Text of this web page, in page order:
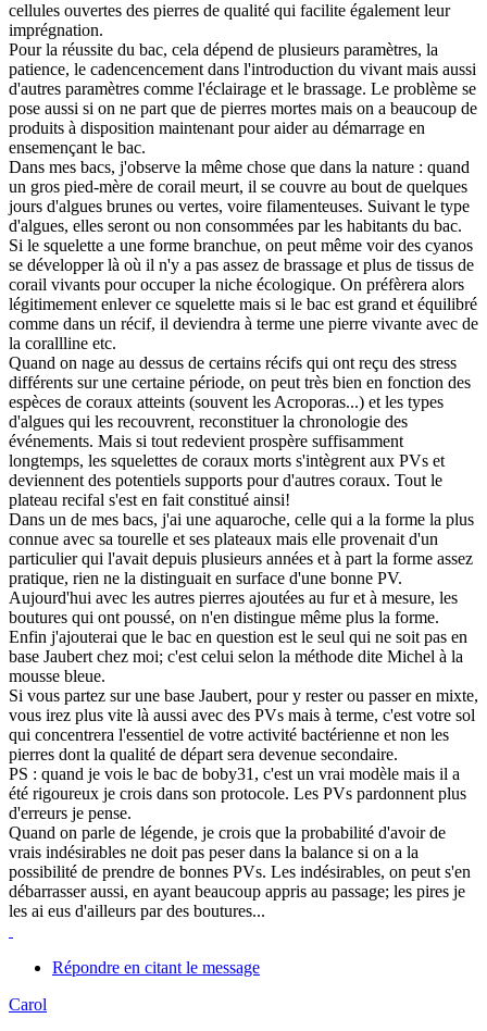
cellules ouvertes des pierres de qualité qui facilite également leur
imprégnation.
Pour la réussite du bac, cela dépend de plusieurs paramètres, la
patience, le cadencencement dans l'introduction du vivant mais aussi
d'autres paramètres comme l'éclairage et le brassage. Le problème se
pose aussi si on ne part que de pierres mortes mais on a beaucoup de
produits à disposition maintenant pour aider au démarrage en
ensemençant le bac.
Dans mes bacs, j'observe la même chose que dans la nature : quand
un gros pied-mère de corail meurt, il se couvre au bout de quelques
jours d'algues brunes ou vertes, voire filamenteuses. Suivant le type
d'algues, elles seront ou non consommées par les habitants du bac.
Si le squelette a une forme branchue, on peut même voir des cyanos
se développer là où il n'y a pas assez de brassage et plus de tissus de
corail vivants pour occuper la niche écologique. On préfèrera alors
légitimement enlever ce squelette mais si le bac est grand et équilibré
comme dans un récif, il deviendra à terme une pierre vivante avec de
la corallline etc.
Quand on nage au dessus de certains récifs qui ont reçu des stress
différents sur une certaine période, on peut très bien en fonction des
espèces de coraux atteints (souvent les Acroporas...) et les types
d'algues qui les recouvrent, reconstituer la chronologie des
événements. Mais si tout redevient prospère suffisamment
longtemps, les squelettes de coraux morts s'intègrent aux PVs et
deviennent des potentiels supports pour d'autres coraux. Tout le
plateau recifal s'est en fait constitué ainsi!
Dans un de mes bacs, j'ai une aquaroche, celle qui a la forme la plus
connue avec sa tourelle et ses plateaux mais elle provenait d'un
particulier qui l'avait depuis plusieurs années et à part la forme assez
pratique, rien ne la distinguait en surface d'une bonne PV.
Aujourd'hui avec les autres pierres ajoutées au fur et à mesure, les
boutures qui ont poussé, on n'en distingue même plus la forme.
Enfin j'ajouterai que le bac en question est le seul qui ne soit pas en
base Jaubert chez moi; c'est celui selon la méthode dite Michel à la
mousse bleue.
Si vous partez sur une base Jaubert, pour y rester ou passer en mixte,
vous irez plus vite là aussi avec des PVs mais à terme, c'est votre sol
qui concentrera l'essentiel de votre activité bactérienne et non les
pierres dont la qualité de départ sera devenue secondaire.
PS : quand je vois le bac de boby31, c'est un vrai modèle mais il a
été rigoureux je crois dans son protocole. Les PVs pardonnent plus
d'erreurs je pense.
Quand on parle de légende, je crois que la probabilité d'avoir de
vrais indésirables ne doit pas peser dans la balance si on a la
possibilité de prendre de bonnes PVs. Les indésirables, on peut s'en
débarrasser aussi, en ayant beaucoup appris au passage; les pires je
les ai eus d'ailleurs par des boutures...
Répondre en citant le message
Carol